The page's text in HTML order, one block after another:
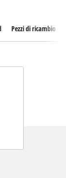
Pezzi di ricambio